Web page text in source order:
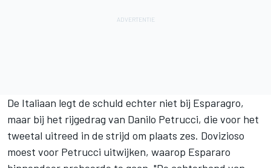
De Italiaan legt de schuld echter niet bij Esparagro,
maar bij het rijgedrag van Danilo Petrucci, die voor het
tweetal uitreed in de strijd om plaats zes. Dovizioso
moest voor Petrucci uitwijken, waarop Espararo